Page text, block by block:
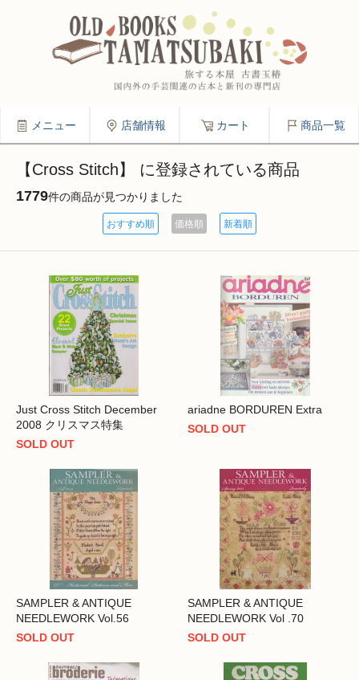
メニュー 店舗情報 カート 商品一覧
【Cross Stitch】 に登録されている商品
1779件の商品が見つかりました
おすすめ順 価格順 新着順
Just Cross Stitch December
2008 クリスマス特集
SOLD OUT
ariadne BORDUREN Extra
SOLD OUT
SAMPLER & ANTIQUE
NEEDLEWORK Vol.56
SOLD OUT
SAMPLER & ANTIQUE
NEEDLEWORK Vol .70
SOLD OUT